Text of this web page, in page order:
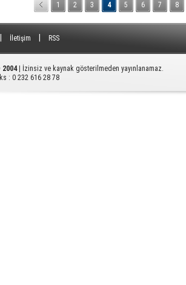
1 2 3 4 5 6 7 8
İletişim RSS
2004
| İzinsiz ve kaynak gösterilmeden yayınlanamaz.
: 0 232 616 28 78